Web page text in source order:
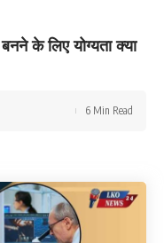
के लिए योग्यता क्या
6 Min Read